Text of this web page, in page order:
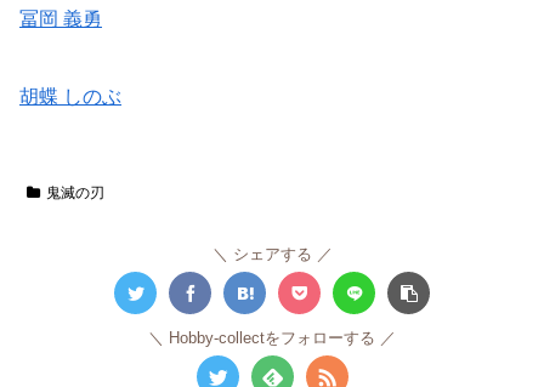
冨岡 義勇
胡蝶 しのぶ
鬼滅の刃
シェアする
Hobby-collectをフォローする